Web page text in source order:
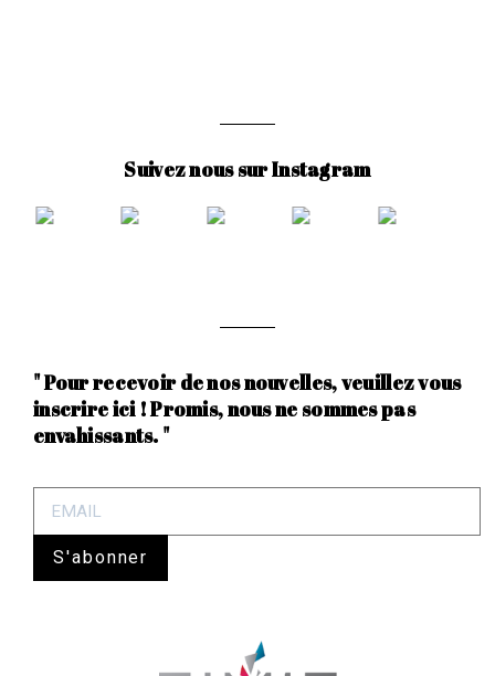
Suivez nous sur Instagram
" Pour recevoir de nos nouvelles, veuillez vous
inscrire ici ! Promis, nous ne sommes pas
envahissants. "
S'abonner